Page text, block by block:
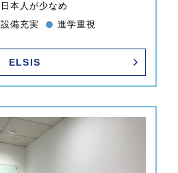
日本人が少なめ
設備充実 進学重視
ELSIS